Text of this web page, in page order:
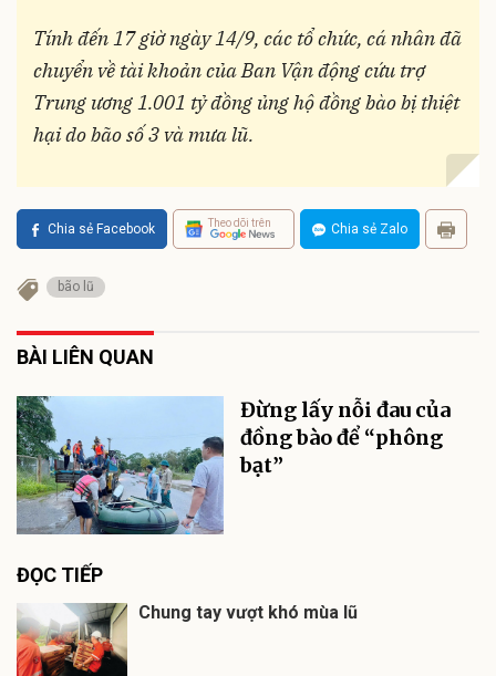
Tính đến 17 giờ ngày 14/9, các tổ chức, cá nhân đã
chuyển về tài khoản của Ban Vận động cứu trợ
Trung ương 1.001 tỷ đồng ủng hộ đồng bào bị thiệt
hại do bão số 3 và mưa lũ.
Chia sẻ Facebook Theo dõi trên Chia sẻ Zalo
bão lũ
BÀI LIÊN QUAN
Đừng lấy nỗi đau của
đồng bào để “phông
bạt”
ĐỌC TIẾP
Chung tay vượt khó mùa lũ